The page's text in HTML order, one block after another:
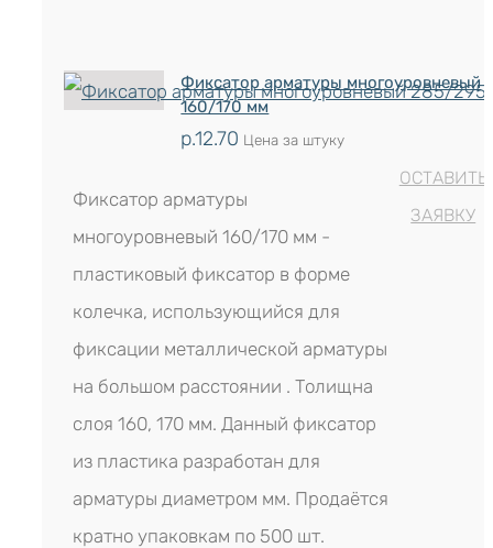
Фиксатор арматуры многоуровневый
160/170 мм
р.12.70 Цена за штуку
Фиксатор арматуры
многоуровневый 160/170 мм -
пластиковый фиксатор в форме
колечка, использующийся для
фиксации металлической арматуры
на большом расстоянии . Толищна
слоя 160, 170 мм. Данный фиксатор
из пластика разработан для
арматуры диаметром мм. Продаётся
кратно упаковкам по 500 шт.
ОСТАВИТЬ
ЗАЯВКУ